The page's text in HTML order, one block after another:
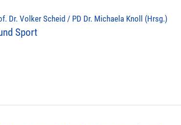
Dr. Volker Scheid / PD Dr. Michaela Knoll (Hrsg.)
Sport